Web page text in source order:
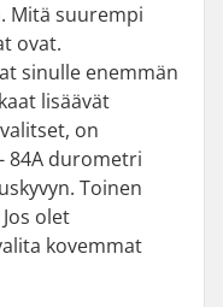
Mitä suurempi
ovat.
sinulle enemmän
lisäävät
on
84A durometri
Toinen
olet
kovemmat